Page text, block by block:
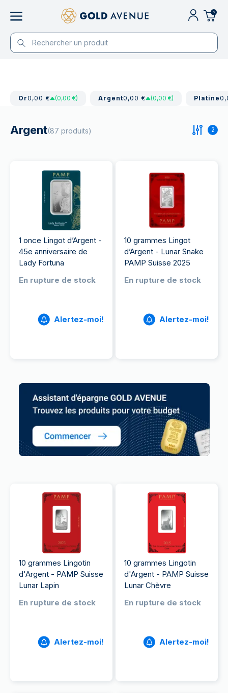
0
Or0,00 € (0,00 €) Argent0,00 € (0,00 €) Platine
Argent(87 produits) 2
1 once Lingot d’Argent -
45e anniversaire de
Lady Fortuna
En rupture de stock
Alertez-moi!
10 grammes Lingot
d’Argent - Lunar Snake
PAMP Suisse 2025
En rupture de stock
Alertez-moi!
10 grammes Lingotin
d'Argent - PAMP Suisse
Lunar Lapin
En rupture de stock
Alertez-moi!
10 grammes Lingotin
d'Argent - PAMP Suisse
Lunar Chèvre
En rupture de stock
Alertez-moi!